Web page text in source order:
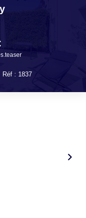
Réf : 1837